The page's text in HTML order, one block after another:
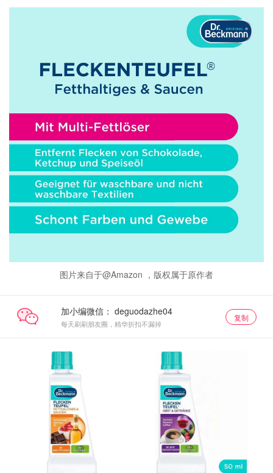
图片来自于@Amazon ，版权属于原作者
加小编微信：
每天刷刷朋友圈，精华折扣不漏掉
复制